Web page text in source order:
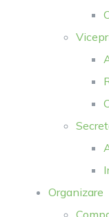
Organizare